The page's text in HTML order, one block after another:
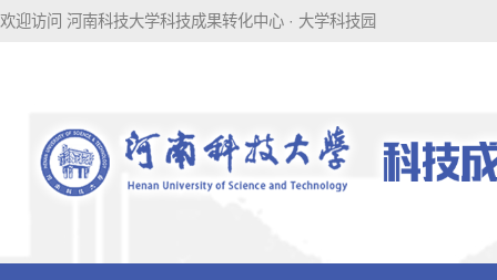
欢迎访问 河南科技大学科技成果转化中心 · 大学科技园